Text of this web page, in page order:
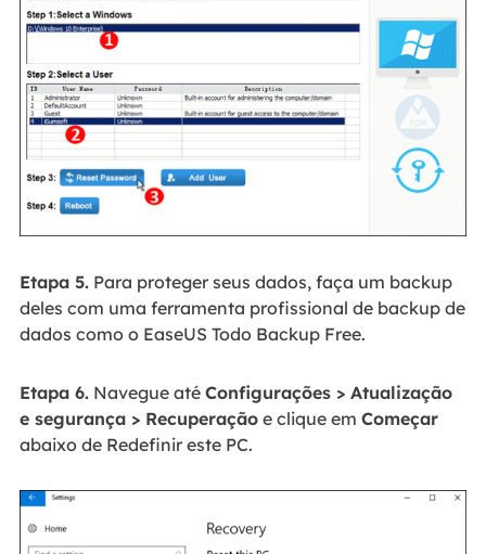
Etapa 5.Para proteger seus dados, faça um backup
deles com uma ferramenta profissional de backup de
dados como o EaseUS Todo Backup Free.
Etapa 6.Navegue até Configurações > Atualização
e segurança > Recuperaçãoe clique em Começar
abaixo de Redefinir este PC.